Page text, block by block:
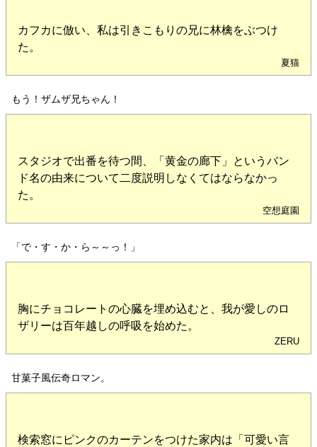
カフカに倣い、私は引きこもりの兄に林檎をぶつけ
た。
夏猫
もう！ザムザ兄ちゃん！
スタジオで出番を待つ間、「黄金の廊下」というバン
ド名の由来について二度説明しなくてはならなかっ
た。
空想庭園
「で・す・か・ら～～っ！」
胸にチョコレートの心臓を埋め込むと、我が愛しのロ
ザリーは百年越しの呼吸を始めた。
ZERU
甘菓子風伝奇ロマン。
検索窓にピンクのカーテンをつけた家内は「可愛い言